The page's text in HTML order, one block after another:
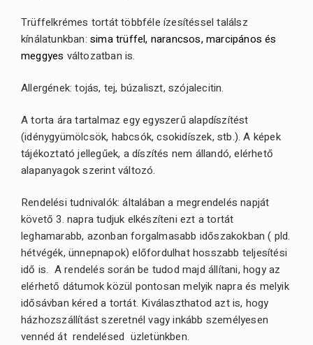
Trüffelkrémes tortát többféle ízesítéssel találsz
kínálatunkban: sima trüffel, narancsos, marcipános és
meggyes változatban is.
Allergének: tojás, tej, búzaliszt, szójalecitin.
A torta ára tartalmaz egy egyszerű alapdíszítést
(idénygyümölcsök, habcsók, csokidíszek, stb.). A képek
tájékoztató jellegűek, a díszítés nem állandó, elérhető
alapanyagok szerint változó.
Rendelési tudnivalók: általában a megrendelés napját
követő 3. napra tudjuk elkészíteni ezt a tortát
leghamarabb, azonban forgalmasabb időszakokban ( pld.
hétvégék, ünnepnapok) előfordulhat hosszabb teljesítési
idő is. A rendelés során be tudod majd állítani, hogy az
elérhető dátumok közül pontosan melyik napra és melyik
idősávban kéred a tortát. Kiválaszthatod azt is, hogy
házhozszállítást szeretnél vagy inkább személyesen
vennéd át rendelésed üzletünkben.